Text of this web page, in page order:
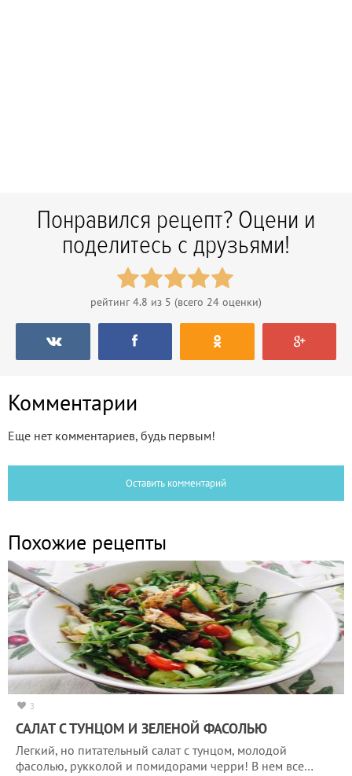
Понравился рецепт? Оцени и
поделитесь с друзьями!
рейтинг4.8 из 5 (всего 24 оценки)
Комментарии
Еще нет комментариев, будь первым!
Оставить комментарий
Похожие рецепты
3
САЛАТ С ТУНЦОМ И ЗЕЛЕНОЙ ФАСОЛЬЮ
Легкий, но питательный салат с тунцом, молодой
фасолью, рукколой и помидорами черри! В нем все…